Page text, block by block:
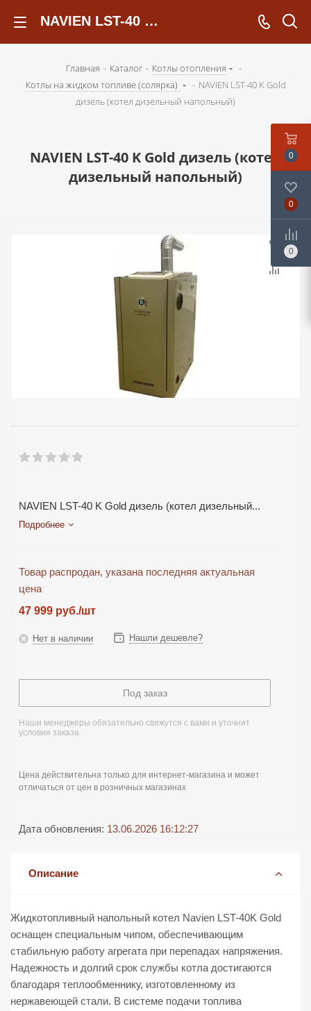
NAVIEN LST-40 K Gold дизель (котел дизельный напольный) - kotelsochi.ru
Главная - Каталог - Котлы отопления
-
Котлы на жидком топливе (солярка)
- NAVIEN LST-40 K Gold
дизель (котел дизельный напольный)
NAVIEN LST-40 K Gold дизель (котел
дизельный напольный)
NAVIEN LST-40 K Gold дизель (котел дизельный...
Подробнее
Товар распродан, указана последняя актуальная
цена
47 999 руб./шт
Нет в наличии Нашли дешевле?
Под заказ
Наши менеджеры обязательно свяжутся с вами и уточнят
условия заказа
Цена действительна только для интернет-магазина и может
отличаться от цен в розничных магазинах
Дата обновления: 13.06.2026 16:12:27
Описание
Жидкотопливный напольный котел Navien LST-40K Gold
оснащен специальным чипом, обеспечивающим
стабильную работу агрегата при перепадах напряжения.
Надежность и долгий срок службы котла достигаются
благодаря теплообменнику, изготовленному из
нержавеющей стали. В системе подачи топлива
0
0
0